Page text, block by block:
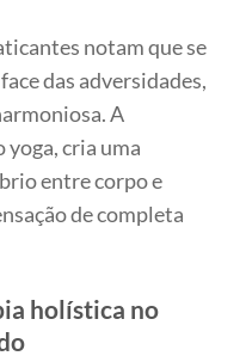
notam que se
das adversidades,
A
yoga, cria uma
entre corpo e
de completa
holística no